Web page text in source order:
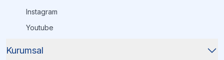
Instagram
Youtube
Kurumsal